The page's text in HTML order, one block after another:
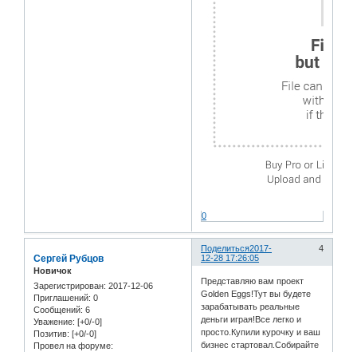
0
Поделиться 4
2017-
12-28 17:26:05
Сергей Рубцов
Новичок
Зарегистрирован: 2017-12-06
Приглашений: 0
Сообщений: 6
Уважение: [+0/-0]
Позитив: [+0/-0]
Провел на форуме:
Представляю вам проект
Golden Eggs!Тут вы будете
зарабатывать реальные
деньги играя!Все легко и
просто.Купили курочку и ваш
бизнес стартовал.Собирайте